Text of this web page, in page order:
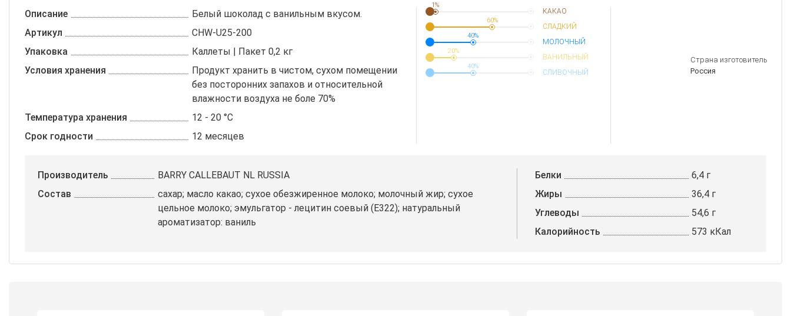
Описание
Белый шоколад с ванильным вкусом.
Артикул
CHW-U25-200
Упаковка
Каллеты | Пакет 0,2 кг
Условия хранения
Продукт хранить в чистом, сухом помещении
без посторонних запахов и относительной
влажности воздуха не боле 70%
Температура хранения
12 - 20 °C
Срок годности
12 месяцев
1%
КАКАО
60%
СЛАДКИЙ
40%
МОЛОЧНЫЙ
20%
ВАНИЛЬНЫЙ
40%
СЛИВОЧНЫЙ
Страна изготовитель
Россия
Производитель
BARRY CALLEBAUT NL RUSSIA
Состав
сахар; масло какао; сухое обезжиренное молоко; молочный жир; сухое
цельное молоко; эмульгатор - лецитин соевый (Е322); натуральный
ароматизатор: ваниль
Белки
6,4 г
Жиры
36,4 г
Углеводы
54,6 г
Калорийность
573 кКал